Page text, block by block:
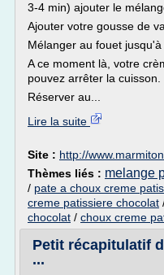
3-4 min) ajouter le
Ajouter votre gousse de
Mélanger au fouet jusqu'à
A ce moment là, votre
pouvez arrêter la cuisson.
Réserver au...
Lire la suite
Site : http://
Thèmes liés : melange
/ pate a choux creme
creme patissiere chocolat
chocolat / choux creme
Petit récapitulatif
...